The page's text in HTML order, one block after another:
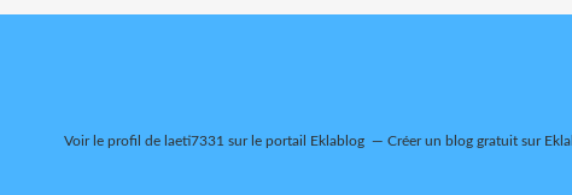
Voir le profil de laeti7331 sur le portail Eklablog Créer un blog gratuit sur